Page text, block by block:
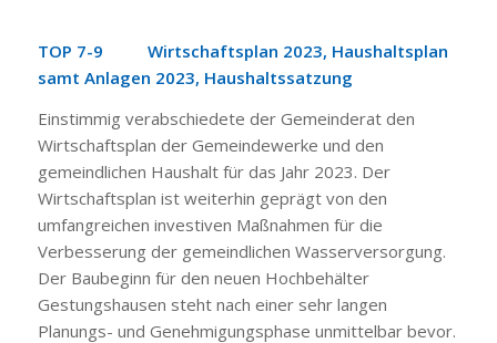
TOP 7-9 Wirtschaftsplan 2023, Haushaltsplan
samt Anlagen 2023, Haushaltssatzung
Einstimmig verabschiedete der Gemeinderat den
Wirtschaftsplan der Gemeindewerke und den
gemeindlichen Haushalt für das Jahr 2023. Der
Wirtschaftsplan ist weiterhin geprägt von den
umfangreichen investiven Maßnahmen für die
Verbesserung der gemeindlichen Wasserversorgung.
Der Baubeginn für den neuen Hochbehälter
Gestungshausen steht nach einer sehr langen
Planungs- und Genehmigungsphase unmittelbar bevor.